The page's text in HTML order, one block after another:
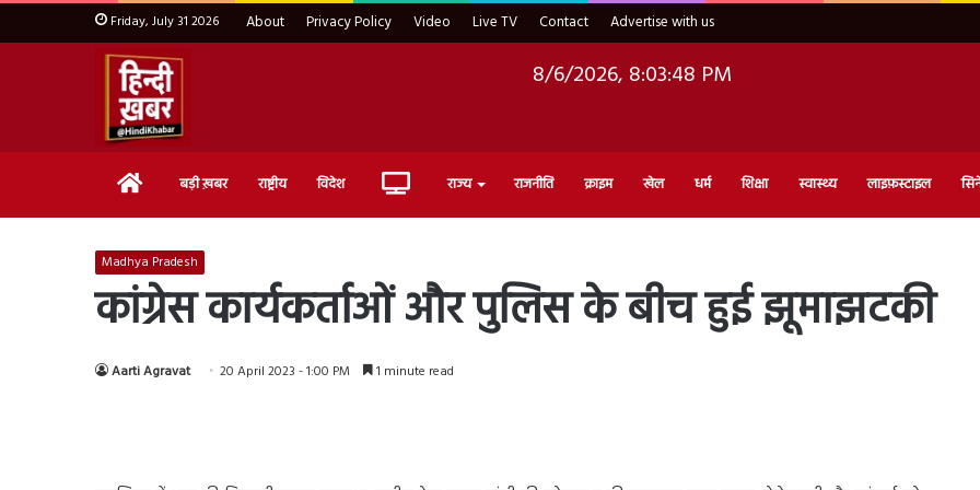
Friday, July 31 2026 About Privacy Policy Video Live TV Contact Advertise with us
8/6/2026, 8:03:49 PM
Home बड़ी ख़बर राष्ट्रीय विदेश Live राज्य राजनीति क्राइम खेल धर्म शिक्षा स्वास्थ्य लाइफ़स्टाइल
Madhya Pradesh
कांग्रेस कार्यकर्ताओं और पुलिस के बीच हुई झूमाझटकी
Aarti Agravat 20 April 2023 - 1:00 PM 1 minute read